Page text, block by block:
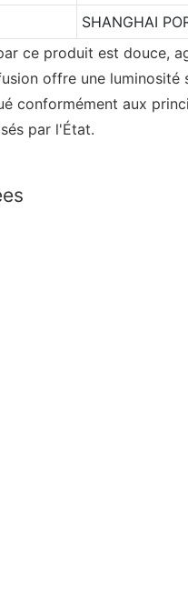
SHANGHAI
ce produit est douce,
offre une
conformément aux
par l'État.